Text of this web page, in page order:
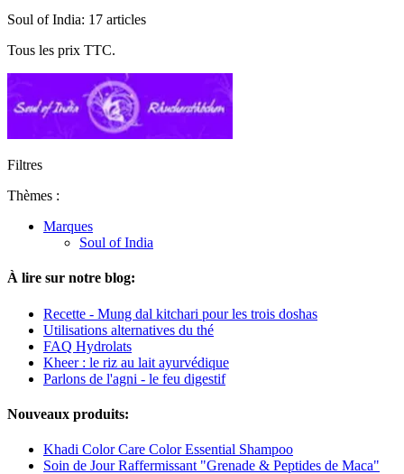
Soul of India: 17 articles
Tous les prix TTC.
Filtres
Thèmes :
Marques
Soul of India
À lire sur notre blog:
Recette - Mung dal kitchari pour les trois doshas
Utilisations alternatives du thé
FAQ Hydrolats
Kheer : le riz au lait ayurvédique
Parlons de l'agni - le feu digestif
Nouveaux produits:
Khadi Color Care Color Essential Shampoo
Soin de Jour Raffermissant "Grenade & Peptides de Maca"